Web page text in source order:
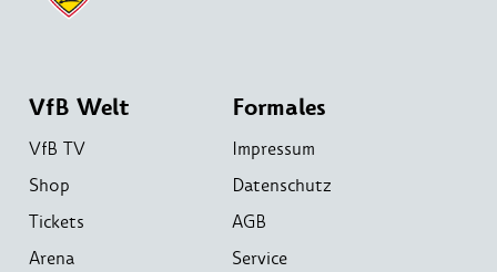
VfB Welt
VfB TV
Shop
Tickets
Arena
Formales
Impressum
Datenschutz
AGB
Service